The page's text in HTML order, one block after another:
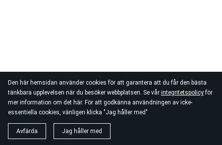
Den här hemsidan använder cookies för att garantera att du får den bästa
tänkbara upplevelsen när du besöker webbplatsen. Se vår integritetspolicyför
mer information om det här. För att godkänna användningen av icke-
essentiella cookies, vänligen klicka "Jag håller med"
Avfärda Jag håller med